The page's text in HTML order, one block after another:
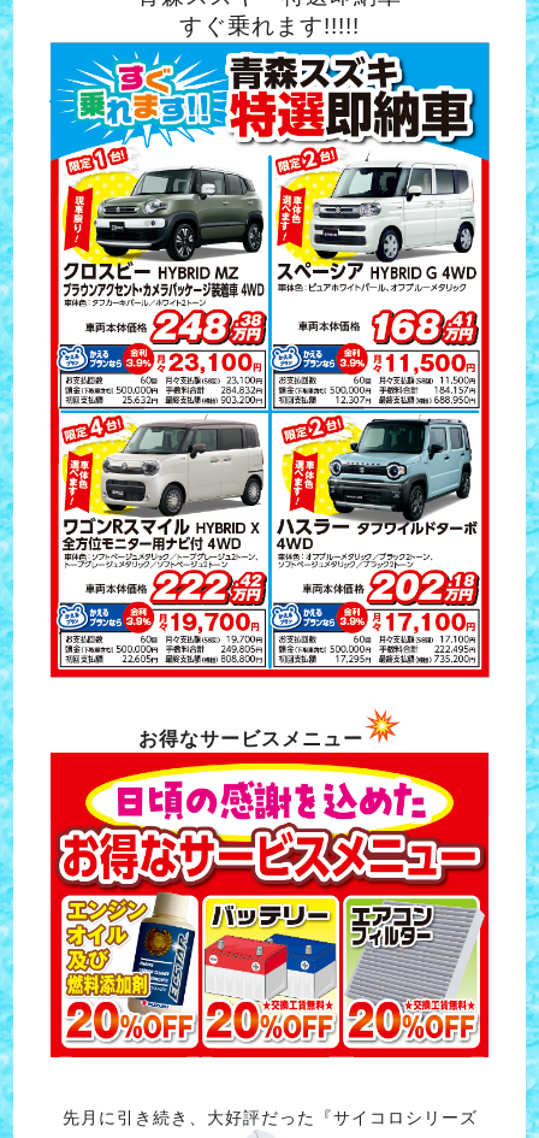
すぐ乗れます!!!!!
お得なサービスメニュー
先月に引き続き、大好評だった『サイコロシリーズ